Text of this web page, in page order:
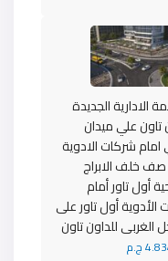
الادارية الجديدة
تاون علي ميدان
امام شركات الادوية
خلف الابراج
أول تاور أمام
الأدوية أول تاور على
الغربى للداون تاون
ج.م